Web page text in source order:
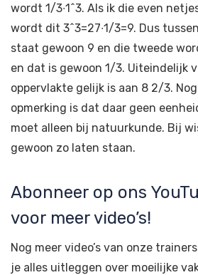
wordt 1/3∙1^3. Als ik die even
wordt dit 3^3=27∙1/3=9. Dus
staat gewoon 9 en die tweede
en dat is gewoon 1/3. Uiteindelijk
oppervlakte gelijk is aan 8 2/3.
opmerking is dat daar geen
moet alleen bij natuurkunde. Bij
gewoon zo laten staan.
Abonneer op ons
voor meer video’s!
Nog meer video’s van onze
je alles uitleggen over moeilijke